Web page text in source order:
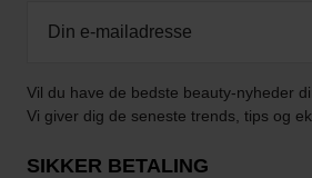
Vil du have de bedste beauty-nyheder
Vi giver dig de seneste trends, tips og
SIKKER BETALING